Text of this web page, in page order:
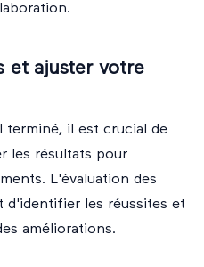
et ajuster votre
il est crucial de
les résultats pour
L'évaluation des
d'identifier les réussites et
améliorations.